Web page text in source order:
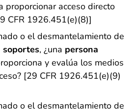
proporcionar acceso directo
CFR 1926.451(e)(8)]
o el desmantelamiento de
soportes, ¿una persona
y evalúa los medios
[29 CFR 1926.451(e)(9)
o el desmantelamiento de